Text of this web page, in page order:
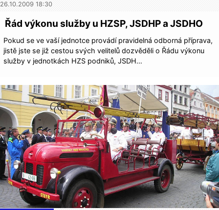
26.10.2009 18:30
Řád výkonu služby u HZSP, JSDHP a JSDHO
Pokud se ve vaší jednotce provádí pravidelná odborná příprava,
jistě jste se již cestou svých velitelů dozvěděli o Řádu výkonu
služby v jednotkách HZS podniků, JSDH…